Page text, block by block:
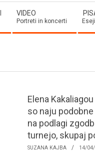
VIDEO
Portreti in koncerti
Elena
so naju
na podlagi
turnejo, skupaj
2025-
SUZANA KAJBA 14/